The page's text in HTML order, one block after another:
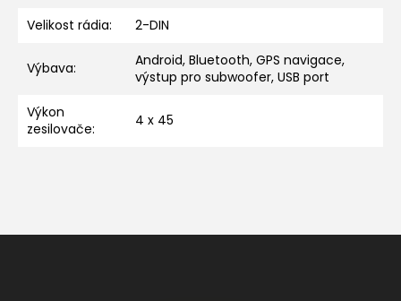
Velikost rádia: 2-DIN
Výbava:
Android, Bluetooth, GPS navigace,
výstup pro subwoofer, USB port
Výkon
zesilovače: 4 x 45